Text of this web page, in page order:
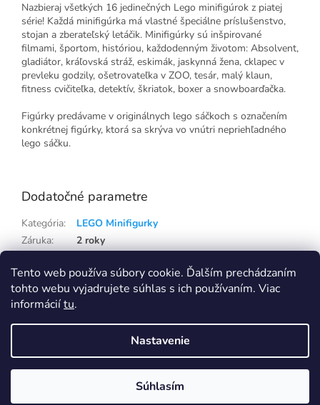
Tento web používa súbory cookie. Ďalším prechádzaním
tohto webu vyjadrujete súhlas s ich používaním. Viac
informáciítu.
Nastavenie
Súhlasím
Eshop na samostatné doméně Capi-cap.sk ukončujeme, nákup i pro
Slovensko přesunujeme na doménu Capi-cap.cz
Ceny, dopravy ani nic jiného se pro vás nemění, naopak se rozšíří
sortiment. Pokud máte na SK eshopu věrnostní slevu, napište nám a
Nazbieraj všetkých 16 jedinečných Lego minifigúrok z piatej
série! Každá minifigúrka má vlastné špeciálne príslušenstvo,
stojan a zberateľský letáčik. Minifigúrky sú inšpirované
filmami, športom, históriou, každodenným životom: Absolvent,
gladiátor, kráľovská stráž, eskimák, jaskynná žena, cklapec v
prevleku godzily, ošetrovateľka v ZOO, tesár, malý klaun,
fitness cvičiteľka, detektív, škriatok, boxer a snowboarďačka.
Figúrky predávame v originálnych lego sáčkoch s označením
konkrétnej figúrky, ktorá sa skrýva vo vnútri nepriehľadného
lego sáčku.
Dodatočné parametre
Kategória:
LEGO Minifigurky
Záruka:
2 roky
EAN
5702014736788
Vytvoril Shoptet
Capi-cap.sk. Všetky práva vyhradené.